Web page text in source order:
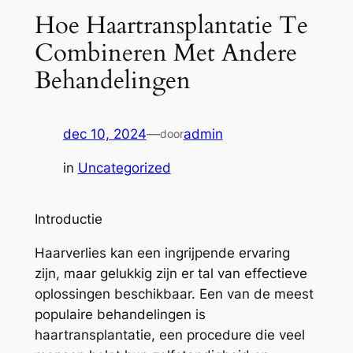
Hoe Haartransplantatie Te
Combineren Met Andere
Behandelingen
dec 10, 2024—dooradmin
in Uncategorized
Introductie
Haarverlies kan een ingrijpende ervaring
zijn, maar gelukkig zijn er tal van effectieve
oplossingen beschikbaar. Een van de meest
populaire behandelingen is
haartransplantatie, een procedure die veel